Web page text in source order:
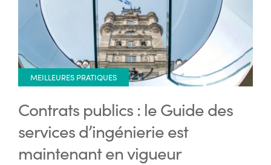
MEILLEURES PRATIQUES
Contrats publics : le Guide des
services d’ingénierie est
maintenant en vigueur